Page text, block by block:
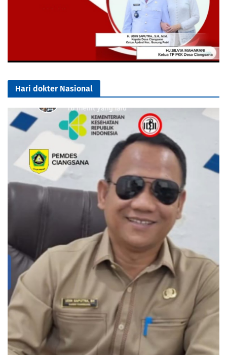
Hari dokter Nasional